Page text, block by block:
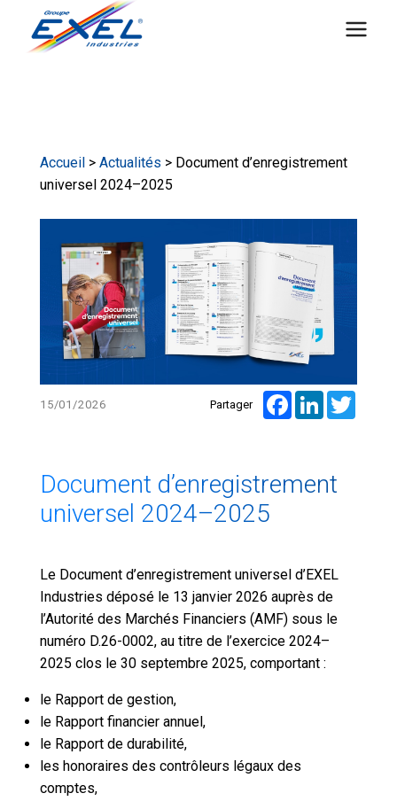
contenu
Accueil> Actualités > Document d’enregistrement
universel 2024–2025
15/01/2026 Partager Facebook
LinkedIn
Document d’enregistrement
universel 2024–2025
Le Document d’enregistrement universel d’EXEL
Industries déposé le 13 janvier 2026 auprès de
l’Autorité des Marchés Financiers (AMF) sous le
numéro D.26-0002, au titre de l’exercice 2024–
2025 clos le 30 septembre 2025, comportant :
le Rapport de gestion,
le Rapport financier annuel,
le Rapport de durabilité,
les honoraires des contrôleurs légaux des
comptes,